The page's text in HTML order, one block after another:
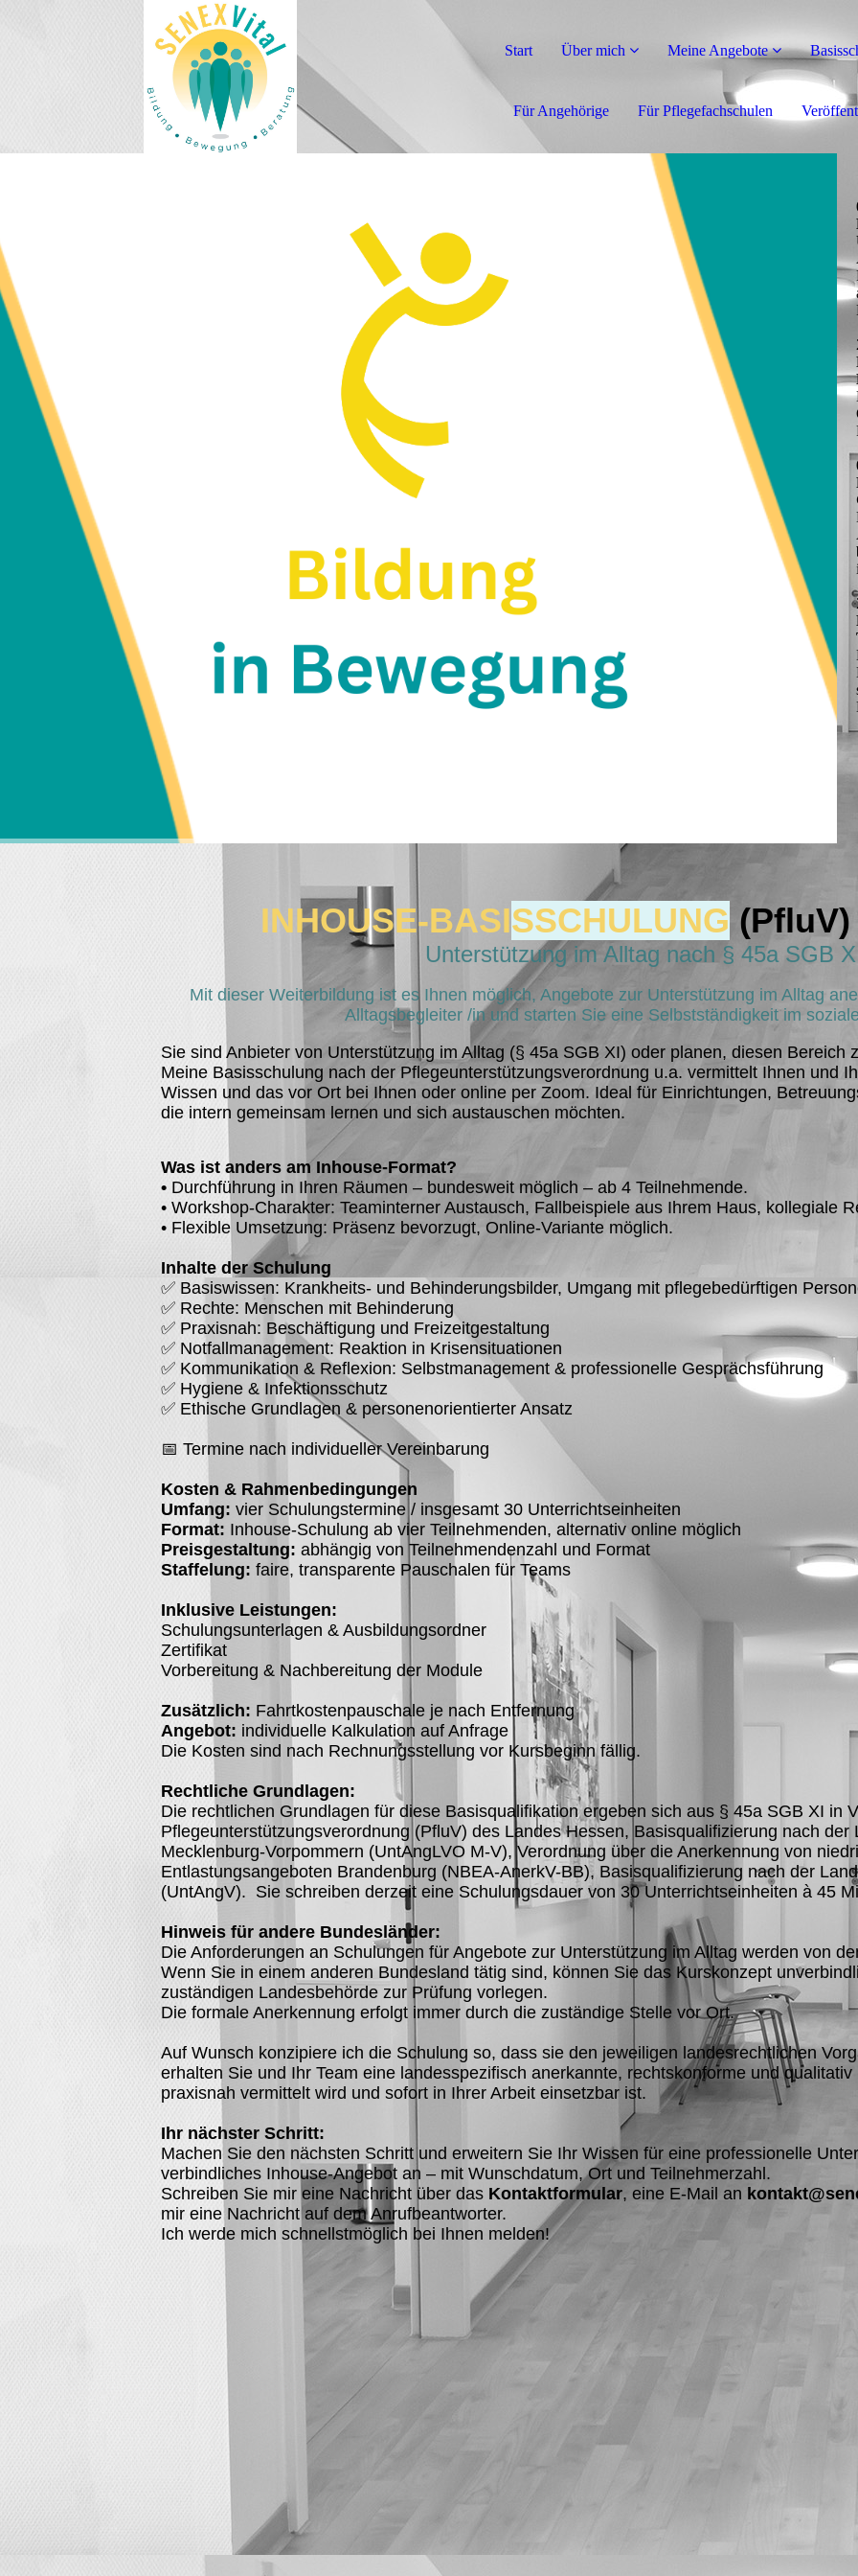
Start Über mich Meine Angebote
Für Angehörige Für Pflegefachschulen
INHOUSE-BASISSCHULUNG (PfluV)
Unterstützung im Alltag nach § 45a SGB
Mit dieser Weiterbildung ist es Ihnen möglich, Angebote zur Unterstützung im Alltag
Alltagsbegleiter /in und starten Sie eine Selbstständigkeit im
Sie sind Anbieter von Unterstützung im Alltag (§ 45a SGB XI) oder planen, diesen Bereich
Meine Basisschulung nach der Pflegeunterstützungsverordnung u.a. vermittelt Ihnen und
Wissen und das vor Ort bei Ihnen oder online per Zoom. Ideal für Einrichtungen,
die intern gemeinsam lernen und sich austauschen möchten.
Was ist anders am Inhouse-Format?
• Durchführung in Ihren Räumen – bundesweit möglich – ab 4 Teilnehmende.
• Workshop-Charakter: Teaminterner Austausch, Fallbeispiele aus Ihrem Haus, kollegiale
• Flexible Umsetzung: Präsenz bevorzugt, Online-Variante möglich.
Inhalte der Schulung
✅ Basiswissen: Krankheits- und Behinderungsbilder, Umgang mit pflegebedürftigen
✅ Rechte: Menschen mit Behinderung
✅ Praxisnah: Beschäftigung und Freizeitgestaltung
✅ Notfallmanagement: Reaktion in Krisensituationen
✅ Kommunikation & Reflexion: Selbstmanagement & professionelle Gesprächsführung
✅ Hygiene & Infektionsschutz
✅ Ethische Grundlagen & personenorientierter Ansatz
📅 Termine nach individueller Vereinbarung
Kosten & Rahmenbedingungen
Umfang: vier Schulungstermine / insgesamt 30 Unterrichtseinheiten
Format: Inhouse-Schulung ab vier Teilnehmenden, alternativ online möglich
Preisgestaltung: abhängig von Teilnehmendenzahl und Format
Staffelung: faire, transparente Pauschalen für Teams
Inklusive Leistungen:
Schulungsunterlagen & Ausbildungsordner
Zertifikat
Vorbereitung & Nachbereitung der Module
Zusätzlich: Fahrtkostenpauschale je nach Entfernung
Angebot: individuelle Kalkulation auf Anfrage
Die Kosten sind nach Rechnungsstellung vor Kursbeginn fällig.
Rechtliche Grundlagen:
Die rechtlichen Grundlagen für diese Basisqualifikation ergeben sich aus § 45a SGB XI in
Pflegeunterstützungsverordnung (PfluV) des Landes Hessen, Basisqualifizierung nach der
Mecklenburg-Vorpommern (UntAngLVO M-V), Verordnung über die Anerkennung von
Entlastungsangeboten Brandenburg (NBEA-AnerkV-BB), Basisqualifizierung nach der
(UntAngV). Sie schreiben derzeit eine Schulungsdauer von 30 Unterrichtseinheiten à 45
Hinweis für andere Bundesländer:
Die Anforderungen an Schulungen für Angebote zur Unterstützung im Alltag werden von
Wenn Sie in einem anderen Bundesland tätig sind, können Sie das Kurskonzept
zuständigen Landesbehörde zur Prüfung vorlegen.
Die formale Anerkennung erfolgt immer durch die zuständige Stelle vor Ort.
Auf Wunsch konzipiere ich die Schulung so, dass sie den jeweiligen landesrechtlichen
erhalten Sie und Ihr Team eine landesspezifisch anerkannte, rechtskonforme und
praxisnah vermittelt wird und sofort in Ihrer Arbeit einsetzbar ist.
Ihr nächster Schritt:
Machen Sie den nächsten Schritt und erweitern Sie Ihr Wissen für eine professionelle
verbindliches Inhouse-Angebot an – mit Wunschdatum, Ort und Teilnehmerzahl.
Schreiben Sie mir eine Nachricht über das Kontaktformular, eine E-Mail an
mir eine Nachricht auf dem Anrufbeantworter.
Ich werde mich schnellstmöglich bei Ihnen melden!